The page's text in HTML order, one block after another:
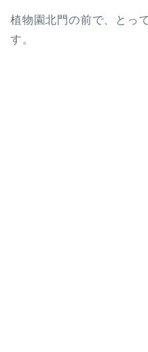
植物園北門の前で、とっ
す。